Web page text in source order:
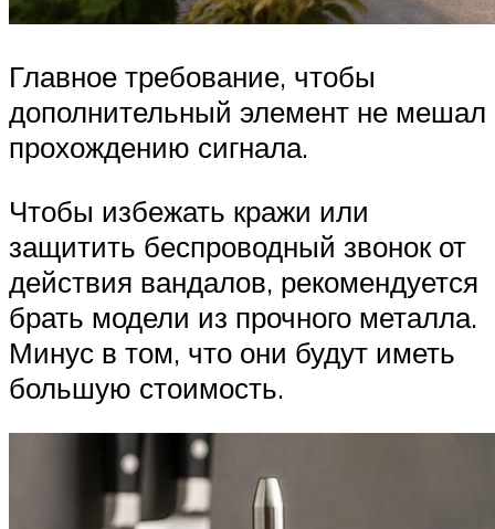
Главное требование, чтобы
дополнительный элемент не мешал
прохождению сигнала.
Чтобы избежать кражи или
защитить беспроводный звонок от
действия вандалов, рекомендуется
брать модели из прочного металла.
Минус в том, что они будут иметь
большую стоимость.